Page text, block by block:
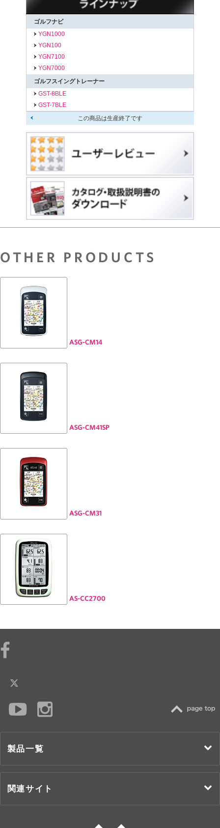
ゴルフナビ
YGN1000
YGN100
YGN7100
YGN7000
ゴルフスイングトレーナー
GST-8BLE
GST-7BLE
この商品は生産終了です
OTHER PRODUCTS
ASG-CM14
ASG-CM41SP
ASG-CM31
AS-CC2700
製品一覧
関連サイト